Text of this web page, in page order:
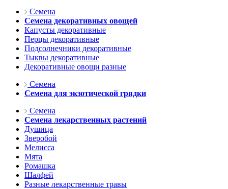
Семена
Семена декоративных овощей
Капусты декоративные
Перцы декоративные
Подсолнечники декоративные
Тыквы декоративные
Декоративные овощи разные
Семена
Семена для экзотической грядки
Семена
Семена лекарственных растений
Душица
Зверобой
Мелисса
Мята
Ромашка
Шалфей
Разные лекарственные травы